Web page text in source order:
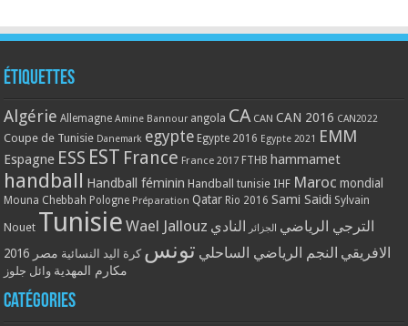
Étiquettes
Algérie Allemagne Amine Bannour angola CA CAN CAN 2016 CAN2022
Coupe de Tunisie Danemark egypte Egypte 2016 Egypte 2021 EMM
Espagne ESS EST France France 2017 FTHB hammamet
handball Handball féminin Handball tunisie IHF Maroc mondial
Mouna Chebbah Pologne Préparation Qatar Rio 2016 Sami Saidi Sylvain
Nouet Tunisie Wael Jallouz الترجي الرياضي الجزائر النادي
الافريقي النجم الرياضي الساحلي تونس كرة اليد النسائية مصر 2016
مكارم المهدية وائل جلوز
Catégories